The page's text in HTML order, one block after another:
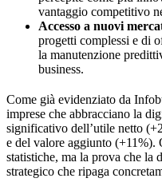
vantaggio competitivo
Accesso a nuovi
progetti complessi e di
la manutenzione
business.
Come già evidenziato da
imprese che abbracciano la
significativo dell’utile netto
e del valore aggiunto (+11%).
statistiche, ma la prova che la
strategico che ripaga